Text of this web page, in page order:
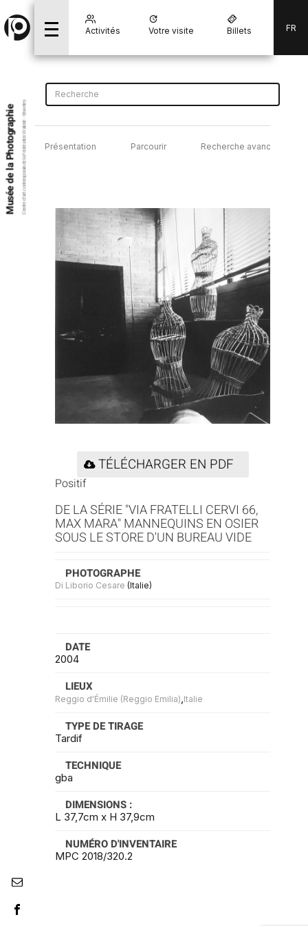
Musée de la PhotographieCentre d’art contemporain de la Fédération Wallonie - Bruxelles
Activités Votre visite Billets FR
Présentation Parcourir Recherche avancée
TÉLÉCHARGER EN PDF
Positif
DE LA SÉRIE "VIA FRATELLI CERVI 66,
MAX MARA" MANNEQUINS EN OSIER
SOUS LE STORE D'UN BUREAU VIDE
PHOTOGRAPHE
Di Liborio Cesare (Italie)
DATE
2004
LIEUX
Reggio d'Émilie (Reggio Emilia),Italie
TYPE DE TIRAGE
Tardif
TECHNIQUE
gba
DIMENSIONS :
L 37,7cm x H 37,9cm
NUMÉRO D'INVENTAIRE
MPC 2018/320.2